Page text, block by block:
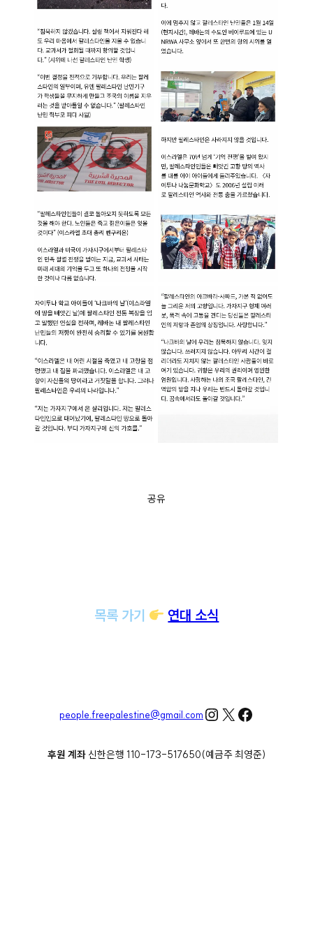
공유
목록 가기 연대 소식
people.freepalestine@gmail.comInstagram
X Facebook
후원 계좌 신한은행 110-173-517650(예금주 최영준)